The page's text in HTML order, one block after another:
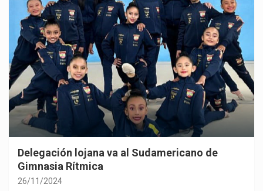
Delegación lojana va al Sudamericano de
Gimnasia Rítmica
26/11/2024